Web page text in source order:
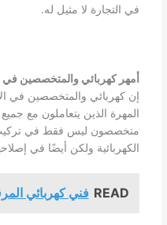
في التجارة لا مثيل له.
أمهر كهربائي والمتخصصين في
إن كهربائي والمتخصصين في
المهرة الذين يتعاملون مع جميع
متخصصون ليس فقط في تركيب
الكهربائية ولكن أيضًا في
READ فني كهربائي